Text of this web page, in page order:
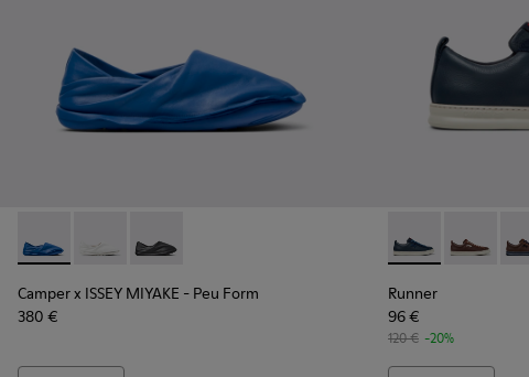
Camper x ISSEY MIYAKE - Peu Form - K101074-004 - Mocassini
Camper x ISSEY MIYAKE - Peu Form - K101074-003
Camper x ISSEY MIYAKE - Peu Form - K101074-001
Camper x ISSEY MIYAKE - Peu Form
380 €
Runner -Runner -
Runner
96 €
120 € -20%